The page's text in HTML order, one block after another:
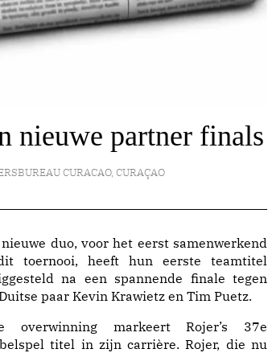
nieuwe partner finals
CURACAO,CURAÇAO
duo, voor het eerst samenwerkend
toernooi, heeft hun eerste teamtitel
na een spannende finale tegen
paar Kevin Krawietz en Tim Puetz.
overwinning markeert Rojer’s 37e
titel in zijn carrière. Rojer, die nu